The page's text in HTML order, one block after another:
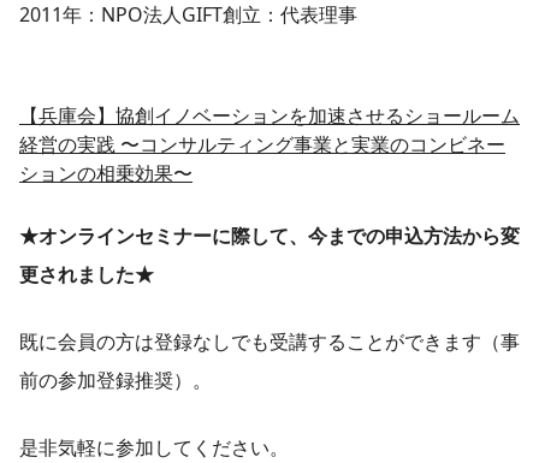
2011年：NPO法人GIFT創立：代表理事
【兵庫会】協創イノベーションを加速させるショールーム
経営の実践 〜コンサルティング事業と実業のコンビネー
ションの相乗効果〜
★オンラインセミナーに際して、今までの申込方法から変
更されました★
既に会員の方は登録なしでも受講することができます（事
前の参加登録推奨）。
是非気軽に参加してください。